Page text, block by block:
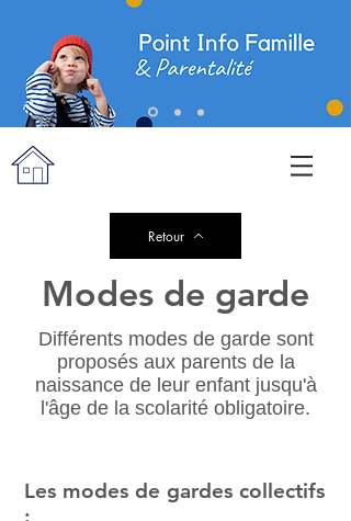
Retour
Modes de garde
Différents modes de garde sont
proposés aux parents de la
naissance de leur enfant jusqu'à
l'âge de la scolarité obligatoire.
Les modes de gardes collectifs